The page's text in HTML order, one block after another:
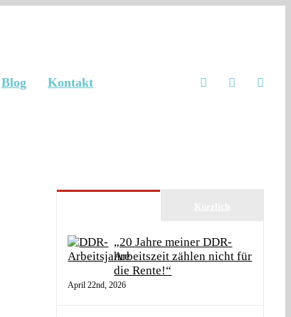
Blog Kontakt
„20 Jahre meiner DDR-
Arbeitszeit zählen nicht für
die Rente!“
April 22nd, 2026